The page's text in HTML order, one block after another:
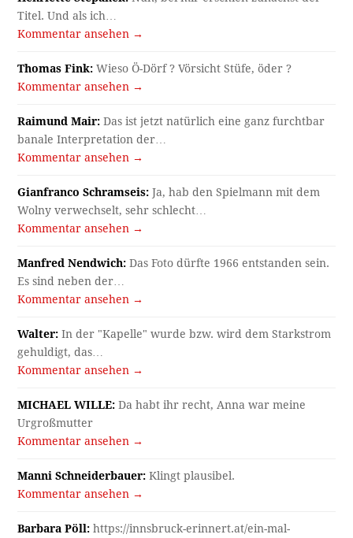
Titel. Und als ich…
Kommentar ansehen →
Thomas Fink: Wieso Ö-Dörf ? Vörsicht Stüfe, öder ?
Kommentar ansehen →
Raimund Mair: Das ist jetzt natürlich eine ganz furchtbar
banale Interpretation der…
Kommentar ansehen →
Gianfranco Schramseis: Ja, hab den Spielmann mit dem
Wolny verwechselt, sehr schlecht…
Kommentar ansehen →
Manfred Nendwich: Das Foto dürfte 1966 entstanden sein.
Es sind neben der…
Kommentar ansehen →
Walter: In der "Kapelle" wurde bzw. wird dem Starkstrom
gehuldigt, das…
Kommentar ansehen →
MICHAEL WILLE: Da habt ihr recht, Anna war meine
Urgroßmutter
Kommentar ansehen →
Manni Schneiderbauer: Klingt plausibel.
Kommentar ansehen →
Barbara Pöll: https://innsbruck-erinnert.at/ein-mal-